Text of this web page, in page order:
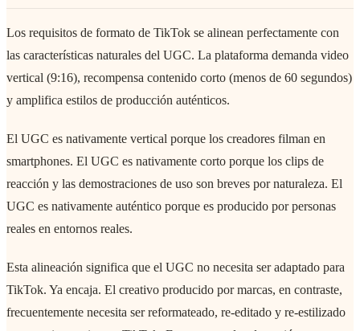
Los requisitos de formato de TikTok se alinean perfectamente con
las características naturales del UGC. La plataforma demanda video
vertical (9:16), recompensa contenido corto (menos de 60 segundos)
y amplifica estilos de producción auténticos.
El UGC es nativamente vertical porque los creadores filman en
smartphones. El UGC es nativamente corto porque los clips de
reacción y las demostraciones de uso son breves por naturaleza. El
UGC es nativamente auténtico porque es producido por personas
reales en entornos reales.
Esta alineación significa que el UGC no necesita ser adaptado para
TikTok. Ya encaja. El creativo producido por marcas, en contraste,
frecuentemente necesita ser reformateado, re-editado y re-estilizado